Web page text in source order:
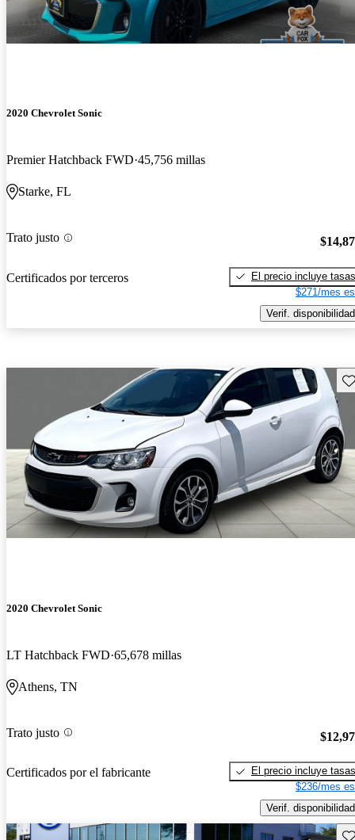
2020 Chevrolet Sonic
Premier Hatchback FWD 45,756 millas
Starke, FL
Trato justo
Certificados por terceros
El precio incluye tasas
$271/mes
Verif. disponibilidad
2020 Chevrolet Sonic
LT Hatchback FWD 65,678 millas
Athens, TN
Trato justo
Certificados por el fabricante
El precio incluye tasas
$236/mes
Verif. disponibilidad